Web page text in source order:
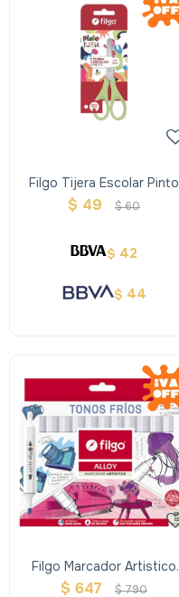
Filgo Tijera Escolar Pinto
$ 49 $60
$ 42
$ 44
Filgo Marcador Artistico
Alloy- Tonos Frios
$ 647 $790